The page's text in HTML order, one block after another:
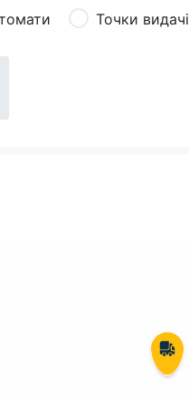
Точки видачі